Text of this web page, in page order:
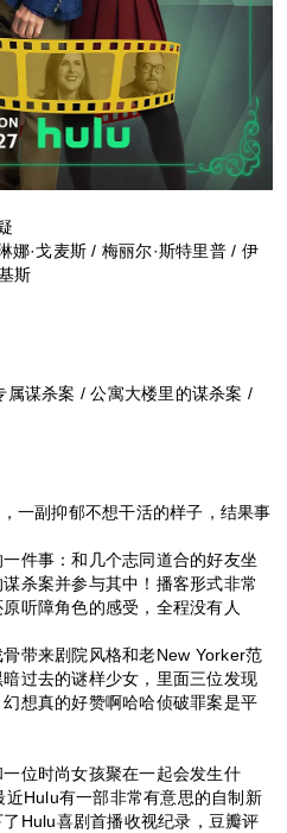
娜·戈麦斯 / 梅丽尔·斯特里普 / 伊
斯
属谋杀案 / 公寓大楼里的谋杀案 /
一副抑郁不想干活的样子，结果事
件事：和几个志同道合的好友坐
杀案并参与其中！播客形式非常
听障角色的感受，全程没有人
带来剧院风格和老New Yorker范
过去的谜样少女，里面三位发现
想真的好赞啊哈哈侦破罪案是平
位时尚女孩聚在一起会发生什
Hulu有一部非常有意思的自制新
Hulu喜剧首播收视纪录，豆瓣评